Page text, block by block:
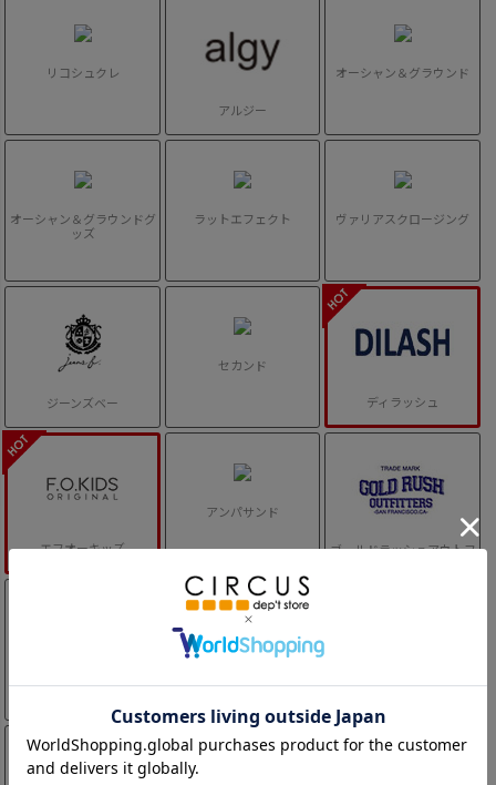
リコシュクレ
アルジー
オーシャン＆グラウンド
オーシャン＆グラウンドグ
ッズ
ラットエフェクト ヴァリアスクロージング
ジーンズベー
セカンド
ディラッシュ
エフオーキッズ
アンパサンド
ゴールドラッシュアウトフ
ティックルドピンク